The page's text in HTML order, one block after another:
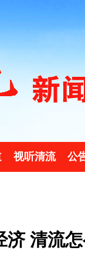
视听清流 公
济 清流